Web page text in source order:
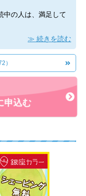
の人は、満足して
るのですが、たまに
くるだけなので、効
全にツルツルになる
たサロンをおすすめ
しました。そういっ
ません。
また通勤途中に行き
続きを読む
）
申込む